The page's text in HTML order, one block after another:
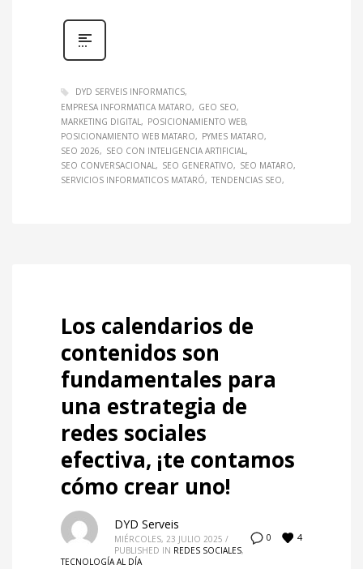
DYD SERVEIS INFORMATICS
EMPRESA INFORMATICA MATARO
GEO SEO
MARKETING DIGITAL
POSICIONAMIENTO WEB
POSICIONAMIENTO WEB MATARO
PYMES MATARO
SEO 2026
SEO CON INTELIGENCIA ARTIFICIAL
SEO CONVERSACIONAL
SEO GENERATIVO
SEO MATARO
SERVICIOS INFORMATICOS MATARÓ
TENDENCIAS SEO
Los calendarios de
contenidos son
fundamentales para
una estrategia de
redes sociales
efectiva, ¡te contamos
cómo crear uno!
0 4
DYD Serveis
MIÉRCOLES, 23 JULIO 2025 /
PUBLISHED IN REDES SOCIALES,
TECNOLOGÍA AL DÍA